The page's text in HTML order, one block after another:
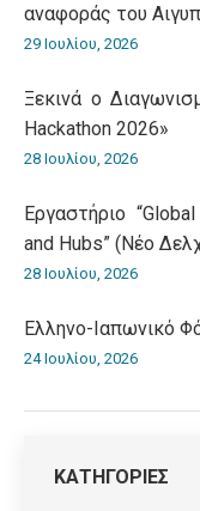
αναφοράς του
29 Ιουλίου, 2026
Ξεκινά ο
Hackathon 2026»
28 Ιουλίου, 2026
Εργαστήριο
and Hubs” (Νέο
28 Ιουλίου, 2026
Ελληνο-Iαπωνικό
24 Ιουλίου, 2026
ΚΑΤΗΓΟΡΙΕΣ